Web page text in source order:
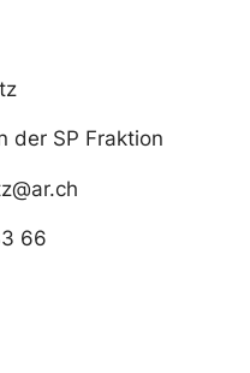
der SP Fraktion
66